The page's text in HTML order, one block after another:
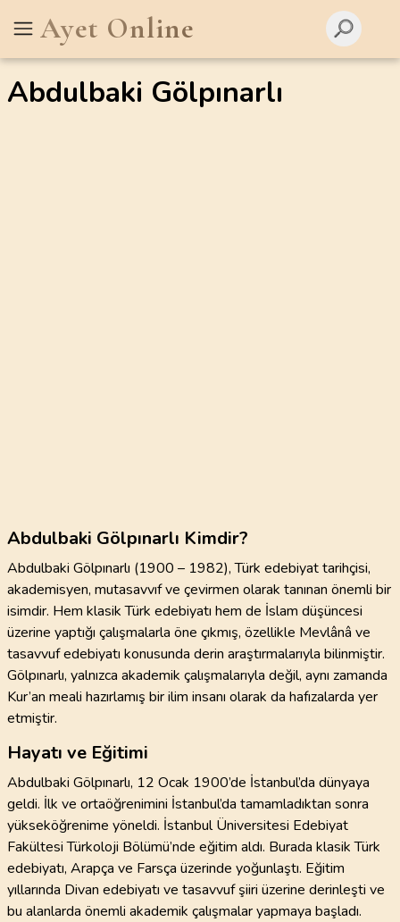
Ayet Online
Abdulbaki Gölpınarlı
Abdulbaki Gölpınarlı Kimdir?
Abdulbaki Gölpınarlı (1900 – 1982), Türk edebiyat tarihçisi,
akademisyen, mutasavvıf ve çevirmen olarak tanınan önemli bir
isimdir. Hem klasik Türk edebiyatı hem de İslam düşüncesi
üzerine yaptığı çalışmalarla öne çıkmış, özellikle Mevlânâ ve
tasavvuf edebiyatı konusunda derin araştırmalarıyla bilinmiştir.
Gölpınarlı, yalnızca akademik çalışmalarıyla değil, aynı zamanda
Kur’an meali hazırlamış bir ilim insanı olarak da hafızalarda yer
etmiştir.
Hayatı ve Eğitimi
Abdulbaki Gölpınarlı, 12 Ocak 1900’de İstanbul’da dünyaya
geldi. İlk ve ortaöğrenimini İstanbul’da tamamladıktan sonra
yükseköğrenime yöneldi. İstanbul Üniversitesi Edebiyat
Fakültesi Türkoloji Bölümü’nde eğitim aldı. Burada klasik Türk
edebiyatı, Arapça ve Farsça üzerinde yoğunlaştı. Eğitim
yıllarında Divan edebiyatı ve tasavvuf şiiri üzerine derinleşti ve
bu alanlarda önemli akademik çalışmalar yapmaya başladı.